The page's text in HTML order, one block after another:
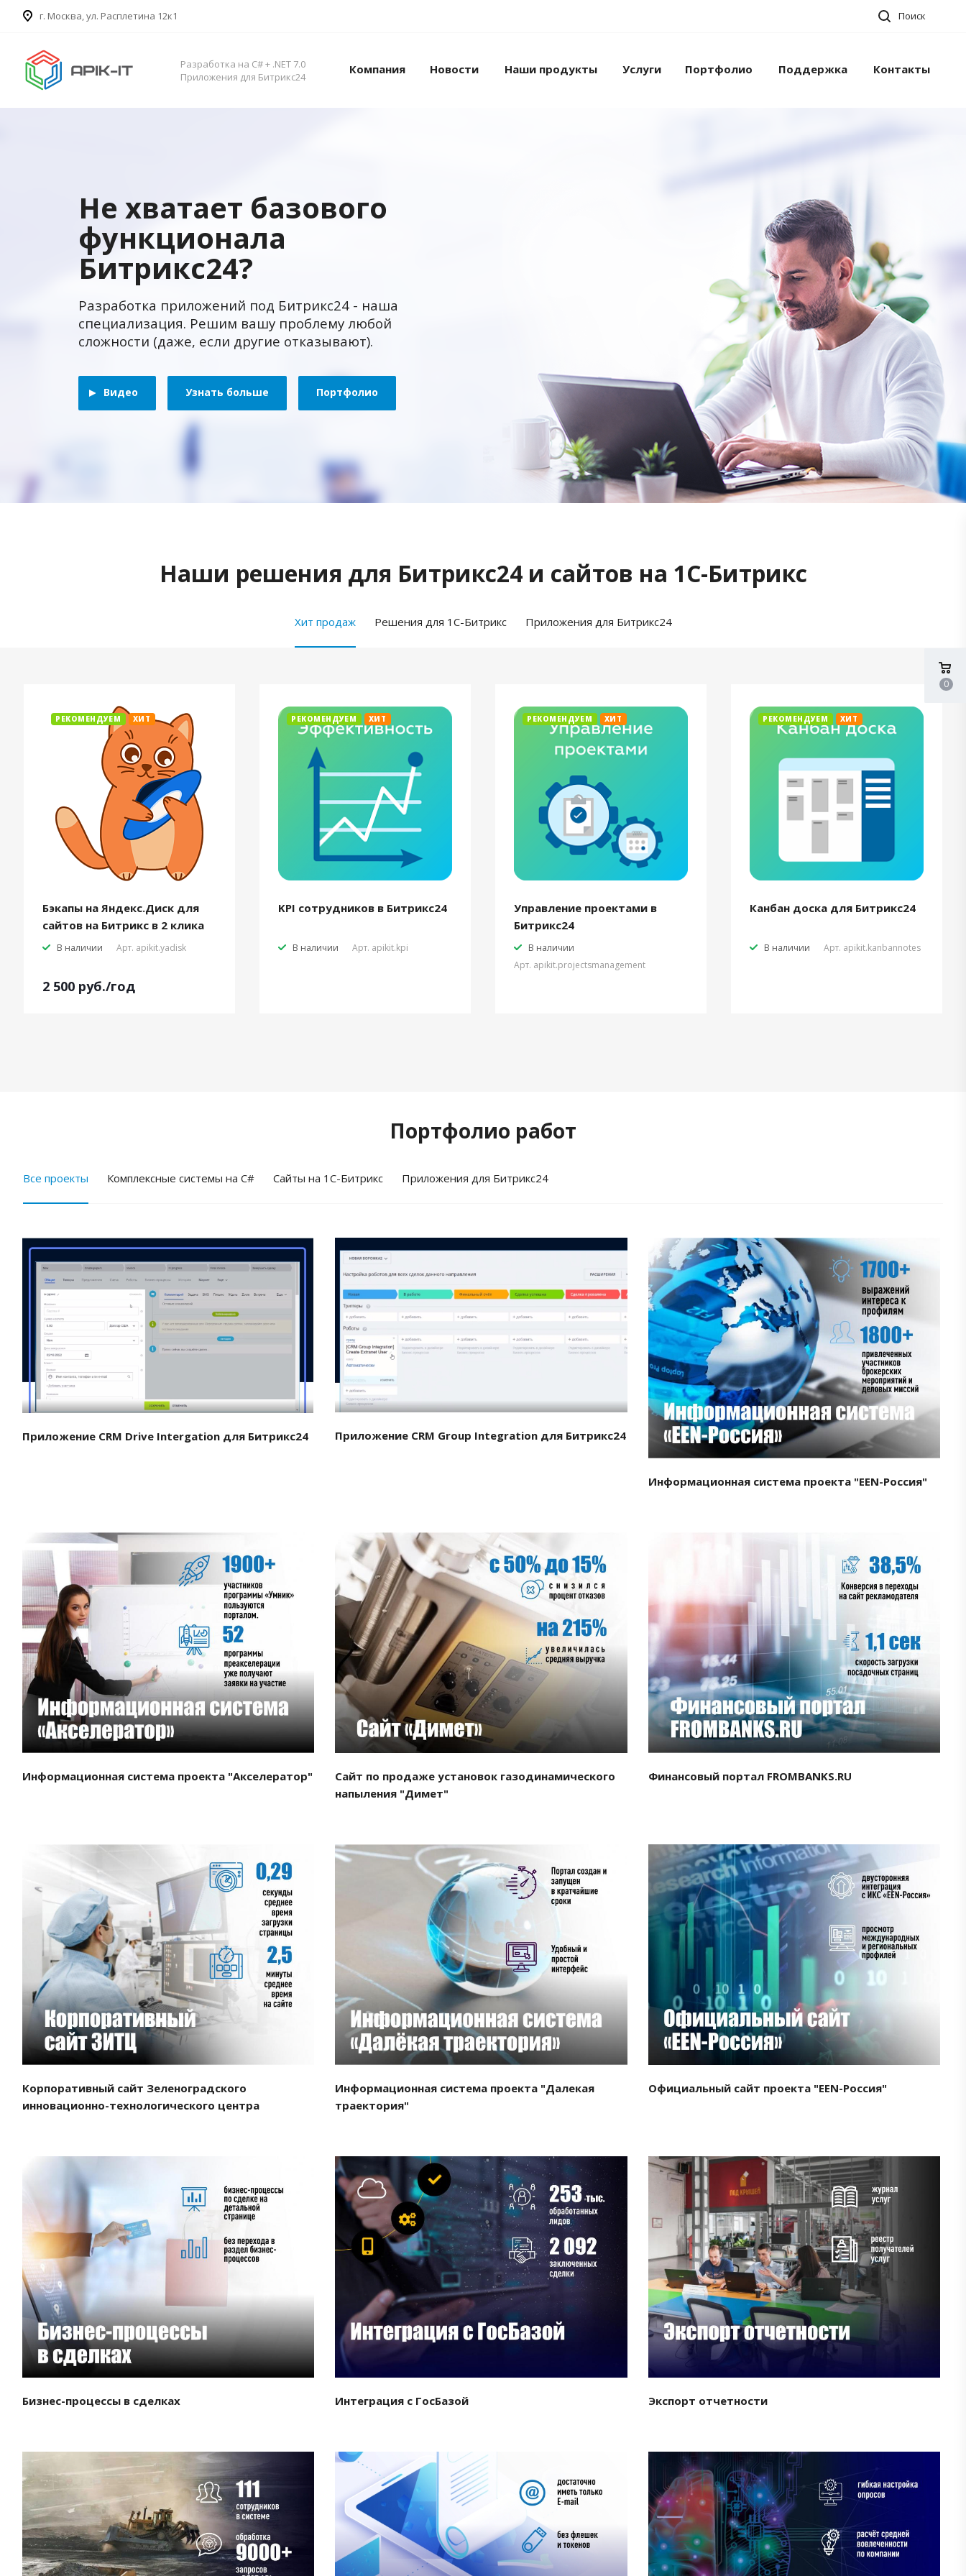
​г. Москва, ул. Расплетина 12к1 Поиск
Разработка на C# + .NET 7.0
Приложения для Битрикс24
Компания Новости Наши продукты Услуги Портфолио Поддержка Контакты
Не хватает базового
функционала
Битрикс24?
Разработка приложений под Битрикс24 - наша
специализация. Решим вашу проблему любой
сложности (даже, если другие отказывают).
Видео Узнать больше Портфолио
Наши решения для Битрикс24 и сайтов на 1С-Битрикс
Хит продаж Решения для 1С-Битрикс Приложения для Битрикс24
РЕКОМЕНДУЕМ ХИТ
Бэкапы на Яндекс.Диск для
сайтов на Битрикс в 2 клика
В наличии Арт. apikit.yadisk
2 500 руб./год
РЕКОМЕНДУЕМ ХИТ
KPI сотрудников в Битрикс24
В наличии Арт. apikit.kpi
РЕКОМЕНДУЕМ ХИТ
Управление проектами в
Битрикс24
В наличии
Арт. apikit.projectsmanagement
РЕКОМЕНДУЕМ ХИТ
Канбан доска для Битрикс24
В наличии Арт. apikit.kanbannotes
Портфолио работ
Все проекты Комплексные системы на C# Cайты на 1С-Битрикс Приложения для Битрикс24
Смотреть проект
Приложение CRM Drive Intergation для Битрикс24 Приложение CRM Group Integration для Битрикс24
Смотреть проект
Информационная система проекта "EEN-Россия"
Смотреть проект
Информационная система проекта "Акселератор"
Смотреть проект
Сайт по продаже установок газодинамического
напыления "Димет"
Смотреть проект
Финансовый портал FROMBANKS.RU
Смотреть проект
Корпоративный сайт Зеленоградского
инновационно-технологического центра
Смотреть проект
Информационная система проекта "Далекая
траектория"
Смотреть проект
Официальный сайт проекта "EEN-Россия"
Бизнес-процессы в сделках
Смотреть проект
Интеграция с ГосБазой
Смотреть проект
Экспорт отчетности
Смотреть проект Смотреть проект Смотреть проект
0